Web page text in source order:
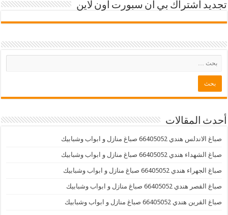
تجديد اشتراك بي ان سبورت اون لاين
أحدث المقالات
صباغ الاندلس هندي 66405052 صباغ منازل و ابواب وشبابيك
صباغ الشهداء هندي 66405052 صباغ منازل و ابواب وشبابيك
صباغ الجهراء هندي 66405052 صباغ منازل و ابواب وشبابيك
صباغ القصر هندي 66405052 صباغ منازل و ابواب وشبابيك
صباغ القرين هندي 66405052 صباغ منازل و ابواب وشبابيك